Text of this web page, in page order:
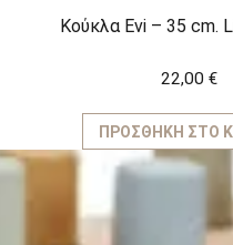
Κούκλα Evi – 35 cm.
22,00 €
ΠΡΟΣΘΉΚΗ ΣΤΟ